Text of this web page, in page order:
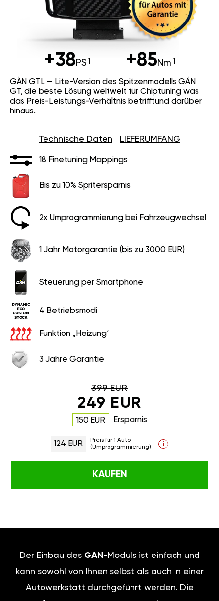
+38PS +85Nm
GÄN GTL — Lite-Version des Spitzenmodells GÄN
GT, die beste Lösung weltweit für Chiptuning was
das Preis-Leistungs-Verhältnis betrifftund darüber
hinaus.
Technische Daten LIEFERUMFANG
18 Finetuning Mappings
Bis zu 10% Spritersparnis
2x Umprogrammierung bei Fahrzeugwechsel
1 Jahr Motorgarantie (bis zu 3000 EUR)
Steuerung per Smartphone
4 Betriebsmodi
Funktion „Heizung“
3 Jahre Garantie
399 EUR
249 EUR
150 EUR Ersparnis
124 EUR
Preis für 1 Auto
(Umprogrammierung)
i
KAUFEN
Der Einbau des GAN -Moduls ist einfach und
kann sowohl von Ihnen selbst als auch in einer
Autowerkstatt durchgeführt werden. Die